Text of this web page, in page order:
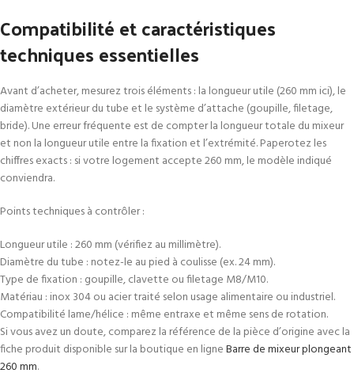
Compatibilité et caractéristiques
techniques essentielles
Avant d’acheter, mesurez trois éléments : la longueur utile (260 mm ici), le
diamètre extérieur du tube et le système d’attache (goupille, filetage,
bride). Une erreur fréquente est de compter la longueur totale du mixeur
et non la longueur utile entre la fixation et l’extrémité. Paperotez les
chiffres exacts : si votre logement accepte 260 mm, le modèle indiqué
conviendra.
Points techniques à contrôler :
Longueur utile : 260 mm (vérifiez au millimètre).
Diamètre du tube : notez-le au pied à coulisse (ex. 24 mm).
Type de fixation : goupille, clavette ou filetage M8/M10.
Matériau : inox 304 ou acier traité selon usage alimentaire ou industriel.
Compatibilité lame/hélice : même entraxe et même sens de rotation.
Si vous avez un doute, comparez la référence de la pièce d’origine avec la
fiche produit disponible sur la boutique en ligneBarre de mixeur plongeant
260 mm.